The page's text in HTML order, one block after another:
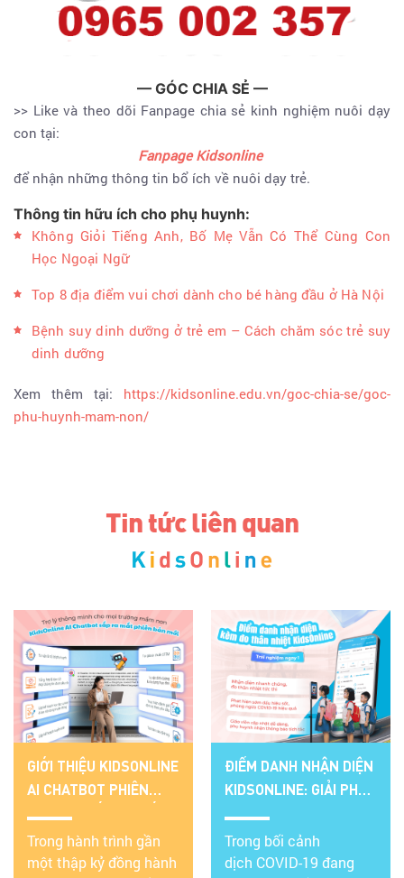
— GÓC CHIA SẺ —
>> Like và theo dõi Fanpage chia sẻ kinh nghiệm nuôi dạy
con tại:
Fanpage Kidsonline
để nhận những thông tin bổ ích về nuôi dạy trẻ.
Thông tin hữu ích cho phụ huynh:
Không Giỏi Tiếng Anh, Bố Mẹ Vẫn Có Thể Cùng Con
Học Ngoại Ngữ
Top 8 địa điểm vui chơi dành cho bé hàng đầu ở Hà Nội
Bệnh suy dinh dưỡng ở trẻ em – Cách chăm sóc trẻ suy
dinh dưỡng
Xem thêm tại: https://kidsonline.edu.vn/goc-chia-se/goc-
phu-huynh-mam-non/
Tin tức liên quan
GIỚI THIỆU KIDSONLINE
AI CHATBOT PHIÊN
BẢN MỚI SẮP RA MẮT:
TRỢ LÝ THÔNG MINH
CHO TRƯỜNG MẦM
Trong hành trình gần
một thập kỷ đồng hành
ĐIỂM DANH NHẬN DIỆN
KIDSONLINE: GIẢI PHÁP
AN TOÀN CHO TRƯỜNG
MẦM NON TRƯỚC
COVID-19
Trong bối cảnh
dịch COVID-19 đang